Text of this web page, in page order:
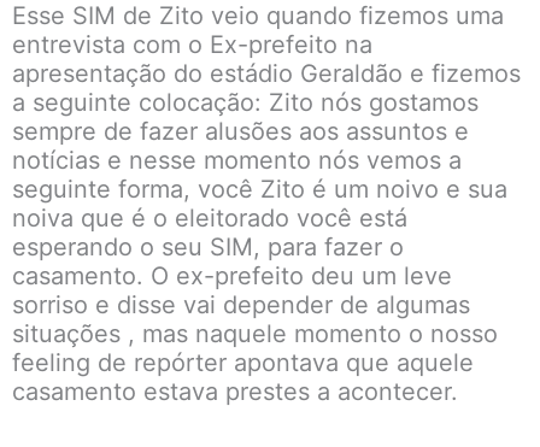
Esse SIM de Zito veio quando fizemos uma
entrevista com o Ex-prefeito na
apresentação do estádio Geraldão e fizemos
a seguinte colocação: Zito nós gostamos
sempre de fazer alusões aos assuntos e
notícias e nesse momento nós vemos a
seguinte forma, você Zito é um noivo e sua
noiva que é o eleitorado você está
esperando o seu SIM, para fazer o
casamento. O ex-prefeito deu um leve
sorriso e disse vai depender de algumas
situações , mas naquele momento o nosso
feeling de repórter apontava que aquele
casamento estava prestes a acontecer.